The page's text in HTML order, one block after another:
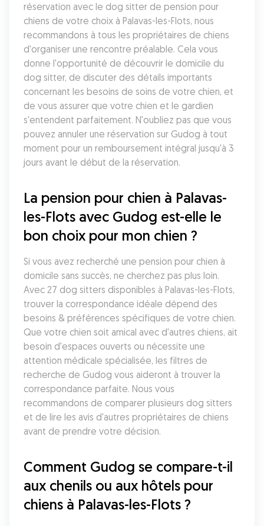
réservation avec le dog sitter de pension pour
chiens de votre choix à Palavas-les-Flots, nous
recommandons à tous les propriétaires de chiens
d'organiser une rencontre préalable. Cela vous
donne l'opportunité de découvrir le domicile du
dog sitter, de discuter des détails importants
concernant les besoins de soins de votre chien, et
de vous assurer que votre chien et le gardien
s'entendent parfaitement. N'oubliez pas que vous
pouvez annuler une réservation sur Gudog à tout
moment pour un remboursement intégral jusqu'à 3
jours avant le début de la réservation.
La pension pour chien à Palavas-
les-Flots avec Gudog est-elle le
bon choix pour mon chien ?
Si vous avez recherché une pension pour chien à
domicile sans succès, ne cherchez pas plus loin.
Avec 27 dog sitters disponibles à Palavas-les-Flots,
trouver la correspondance idéale dépend des
besoins & préférences spécifiques de votre chien.
Que votre chien soit amical avec d'autres chiens, ait
besoin d'espaces ouverts ou nécessite une
attention médicale spécialisée, les filtres de
recherche de Gudog vous aideront à trouver la
correspondance parfaite. Nous vous
recommandons de comparer plusieurs dog sitters
et de lire les avis d'autres propriétaires de chiens
avant de prendre votre décision.
Comment Gudog se compare-t-il
aux chenils ou aux hôtels pour
chiens à Palavas-les-Flots ?